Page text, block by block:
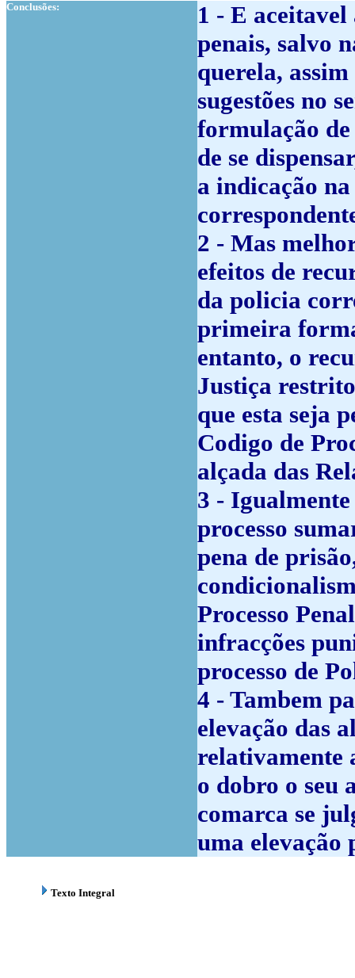
Conclusões:
1 - E aceitavel
penais, salvo
querela,
sugestões no
formulação de
de se
a indicação
2 - Mas
efeitos de
da policia
primeira
entanto, o
Justiça
que esta seja
Codigo de
alçada das
3 - Igualmente
processo
pena de
Processo
infracções
processo de
4 - Tambem
elevação das
relativamente
o dobro o seu
comarca se
uma elevação
Texto Integral